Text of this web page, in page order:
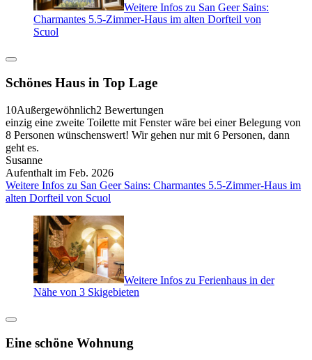
Weitere Infos zu San Geer Sains:
Charmantes 5.5-Zimmer-Haus im alten Dorfteil von
Scuol
Schönes Haus in Top Lage
10Außergewöhnlich2 Bewertungen
einzig eine zweite Toilette mit Fenster wäre bei einer Belegung von
8 Personen wünschenswert! Wir gehen nur mit 6 Personen, dann
geht es.
Susanne
Aufenthalt im Feb. 2026
Weitere Infos zu San Geer Sains: Charmantes 5.5-Zimmer-Haus im
alten Dorfteil von Scuol
Weitere Infos zu Ferienhaus in der
Nähe von 3 Skigebieten
Eine schöne Wohnung